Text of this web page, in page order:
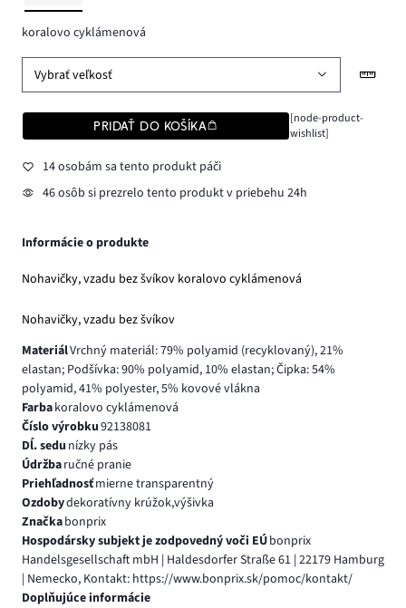
koralovo cyklámenová
Vybrať veľkosť
PRIDAŤ DO KOŠÍKA
[node-product-
wishlist]
14 osobám sa tento produkt páči
46 osôb si prezrelo tento produkt v priebehu 24h
Informácie o produkte
Nohavičky, vzadu bez švíkov koralovo cyklámenová
Nohavičky, vzadu bez švíkov
MateriálVrchný materiál: 79% polyamid (recyklovaný), 21%
elastan; Podšívka: 90% polyamid, 10% elastan; Čipka: 54%
polyamid, 41% polyester, 5% kovové vlákna
Farbakoralovo cyklámenová
Číslo výrobku92138081
Dĺ. sedu nízky pás
Údržbaručné pranie
Priehľadnosťmierne transparentný
Ozdobydekoratívny krúžok,výšivka
Značkabonprix
Hospodársky subjekt je zodpovedný voči EÚbonprix
Handelsgesellschaft mbH | Haldesdorfer Straße 61 | 22179 Hamburg
| Nemecko, Kontakt: https://www.bonprix.sk/pomoc/kontakt/
Doplňujúce informácie